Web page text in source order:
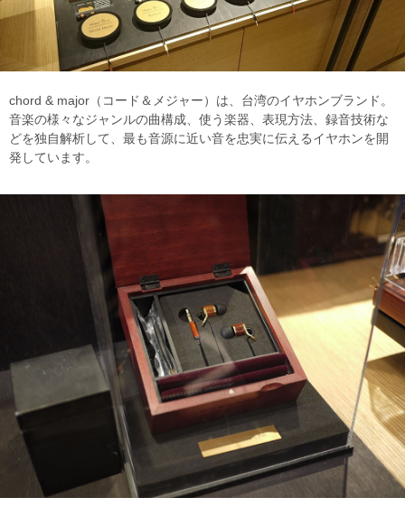
chord & major（コード＆メジャー）は、台湾のイヤホンブランド。
音楽の様々なジャンルの曲構成、使う楽器、表現方法、録音技術な
どを独自解析して、最も音源に近い音を忠実に伝えるイヤホンを開
発しています。